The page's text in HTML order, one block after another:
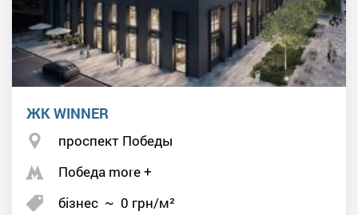
ЖК WINNER
проспект Победы
Победа more +
бізнес ~ 0 грн/м²